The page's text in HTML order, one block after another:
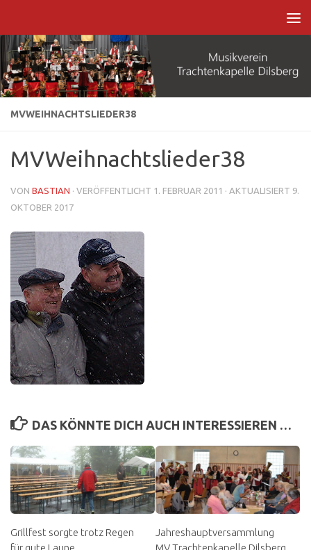
MVWEIHNACHTSLIEDER38
MVWeihnachtslieder38
VON BASTIAN · VERÖFFENTLICHT 1. FEBRUAR 2011 · AKTUALISIERT 9.
OKTOBER 2017
DAS KÖNNTE DICH AUCH INTERESSIEREN …
Grillfest sorgte trotz Regen
Jahreshauptversammlung